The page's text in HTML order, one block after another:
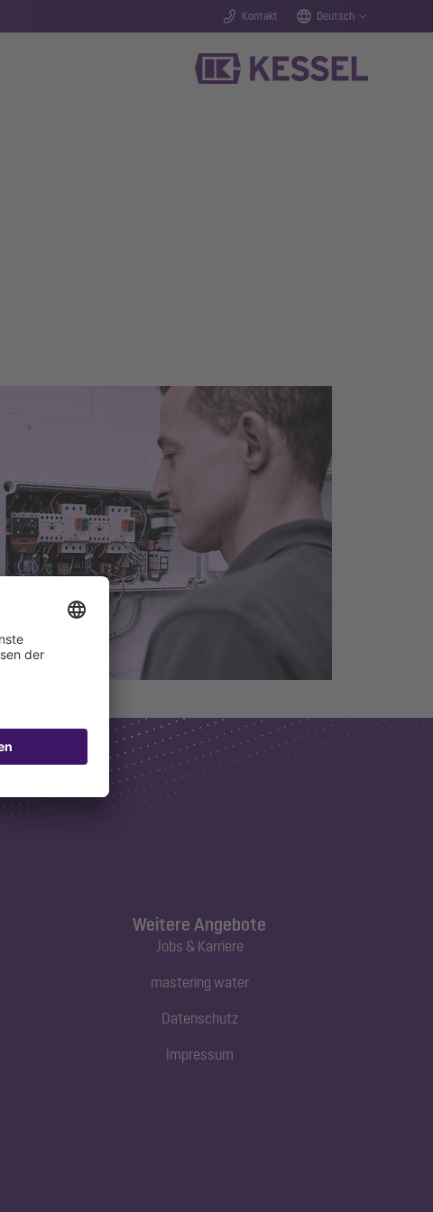
Kontakt Deutsch
Weitere Angebote
Jobs & Karriere
mastering water
Datenschutz
Impressum